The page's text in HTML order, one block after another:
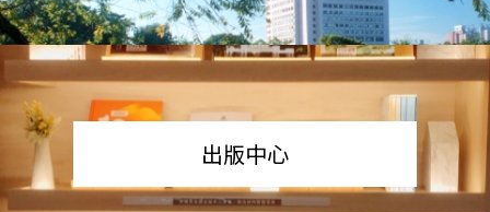
出版中心